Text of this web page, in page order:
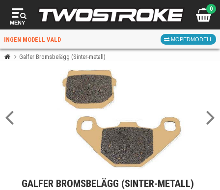
MENY
0
INGEN MODELL VALD MOPEDMODELL
VÄLJ MOPEDFÖR RÄTT DELAR
VÄLJ
När du valt kommer butiken visa delar för vald moped
Galfer Bromsbelägg (Sinter-metall)
GALFER BROMSBELÄGG (SINTER-METALL)